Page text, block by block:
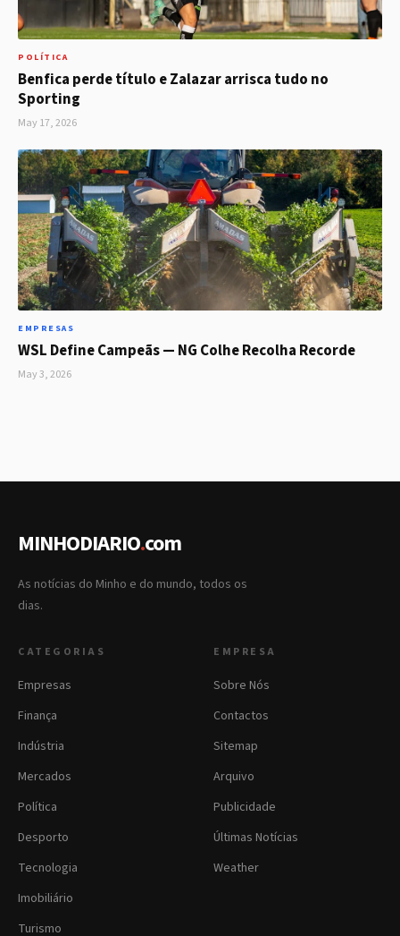
POLÍTICA
Benfica perde título e Zalazar arrisca tudo no
Sporting
May 17, 2026
EMPRESAS
WSL Define Campeãs — NG Colhe Recolha Recorde
May 3, 2026
MINHODIARIO.com
As notícias do Minho e do mundo, todos os
dias.
CATEGORIAS
Empresas
Finança
Indústria
Mercados
Política
Desporto
Tecnologia
Imobiliário
Turismo
EMPRESA
Sobre Nós
Contactos
Sitemap
Arquivo
Publicidade
Últimas Notícias
Weather